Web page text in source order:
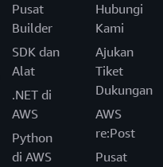
Pusat
Builder
SDK dan
Alat
.NET di
AWS
Python
di AWS
Hubungi
Kami
Ajukan
Tiket
Dukungan
AWS
re:Post
Pusat